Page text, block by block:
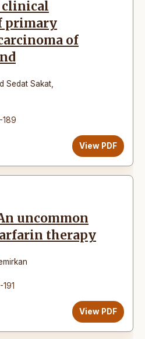
clinical
primary
of
Sedat Sakat
189
View PDF
uncommon
therapy
View PDF